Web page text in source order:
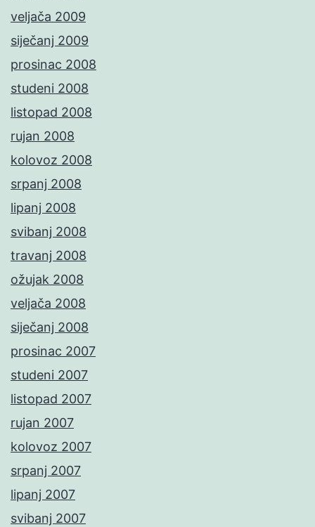
veljača 2009
siječanj 2009
prosinac 2008
studeni 2008
listopad 2008
rujan 2008
kolovoz 2008
srpanj 2008
lipanj 2008
svibanj 2008
travanj 2008
ožujak 2008
veljača 2008
siječanj 2008
prosinac 2007
studeni 2007
listopad 2007
rujan 2007
kolovoz 2007
srpanj 2007
lipanj 2007
svibanj 2007